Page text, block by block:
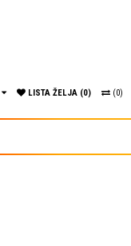
LISTA ŽELJA (0) (0)